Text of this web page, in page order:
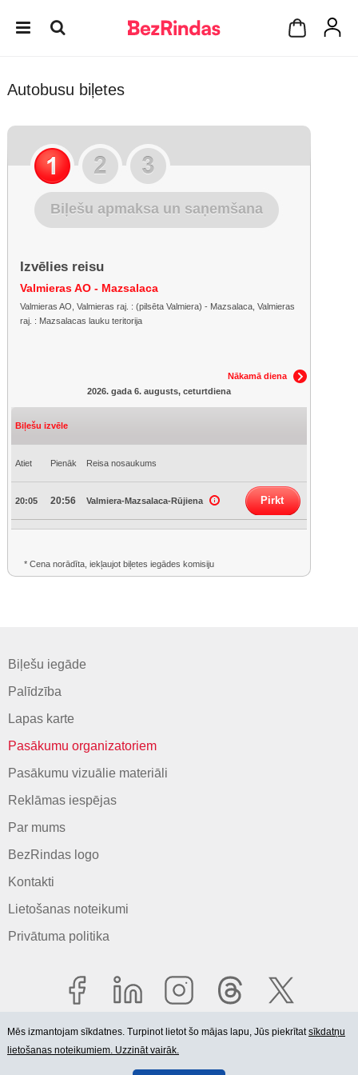
Autobusu biļetes
Biļešu apmaksa un saņemšana
Izvēlies reisu
Valmieras AO - Mazsalaca
Valmieras AO, Valmieras raj. : (pilsēta Valmiera) - Mazsalaca, Valmieras
raj. : Mazsalacas lauku teritorija
Nākamā diena
2026. gada 6. augusts, ceturtdiena
Biļešu izvēle
Atiet Pienāk Reisa nosaukums
20:05 20:56 Valmiera-Mazsalaca-Rūjiena Pirkt
* Cena norādīta, iekļaujot biļetes iegādes komisiju
Biļešu iegāde
Palīdzība
Lapas karte
Pasākumu organizatoriem
Pasākumu vizuālie materiāli
Reklāmas iespējas
Par mums
BezRindas logo
Kontakti
Lietošanas noteikumi
Privātuma politika
© 2006-2026 SIA "BEZRINDAS.LV".
Mēs izmantojam sīkdatnes. Turpinot lietot šo mājas lapu, Jūs piekrītatsīkdatņu
lietošanas noteikumiem. Uzzināt vairāk.